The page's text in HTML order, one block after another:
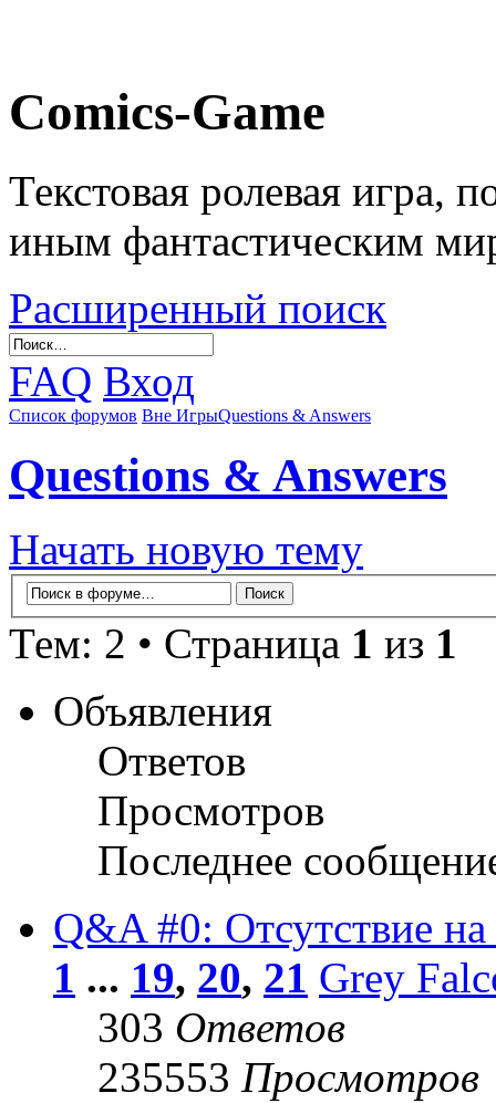
Comics-Game
Текстовая ролевая игра,
иным фантастическим
Расширенный поиск
FAQ Вход
Список форумов Вне ИгрыQuestions & Answers
Questions & Answers
Начать новую тему
Тем: 2 • Страница 1 из 1
Объявления
Ответов
Просмотров
Последнее
Q&A #0: Отсутствие на
1 ... 19, 20, 21 Grey
303 Ответов
235553 Просмотров